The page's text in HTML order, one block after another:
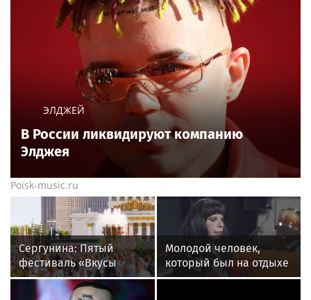
ЭЛДЖЕЙ
В России ликвидируют компанию
Элджея
Poisk-music.ru
Сергунина: Пятый
фестиваль «Вкусы
России» пройдет в
Москве 13–23 августа
Молодой человек,
который был на отдыхе
с Агузаровой, опроверг